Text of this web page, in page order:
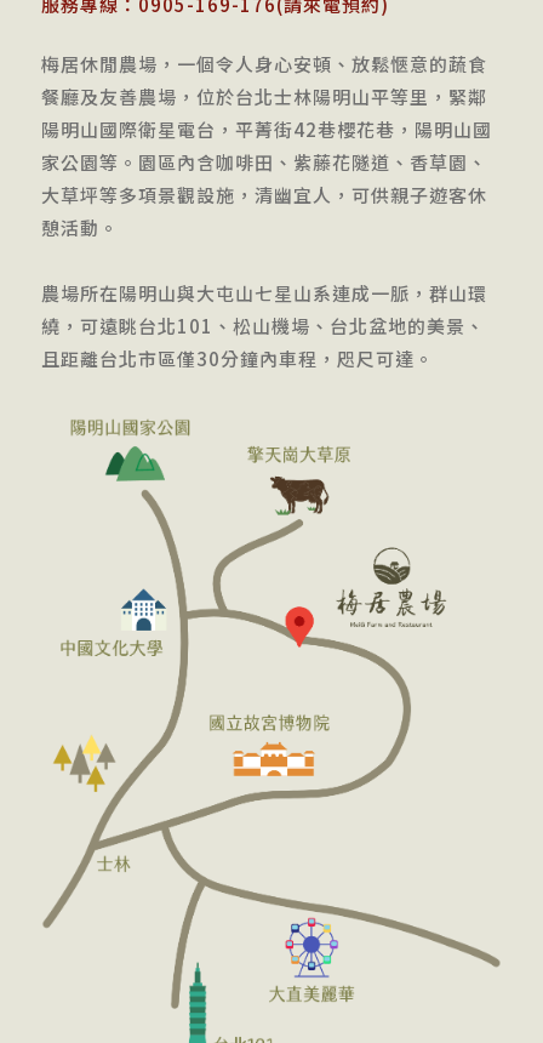
梅居休閒農場，一個令人身心安頓、放鬆愜意的蔬食
餐廳及友善農場，位於台北士林陽明山平等里，緊鄰
陽明山國際衛星電台，平菁街42巷櫻花巷，陽明山國
家公園等。園區內含咖啡田、紫藤花隧道、香草園、
大草坪等多項景觀設施，清幽宜人，可供親子遊客休
憩活動。
農場所在陽明山與大屯山七星山系連成一脈，群山環
繞，可遠眺台北101、松山機場、台北盆地的美景、
且距離台北市區僅30分鐘內車程，咫尺可達。